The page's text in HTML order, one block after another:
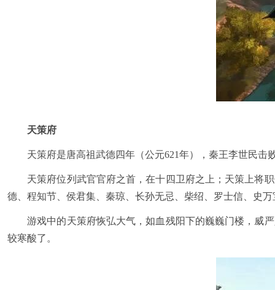
天策府
天策府是唐高祖武德四年（公元621年），秦王李世民击
天策府位列武官官府之首，在十四卫府之上；天策上将职
德、程知节、侯君集、秦琼、长孙无忌、柴绍、罗士信、史
游戏中的天策府恢弘大气，如血残阳下的巍巍门楼，威严
较寒酸了。